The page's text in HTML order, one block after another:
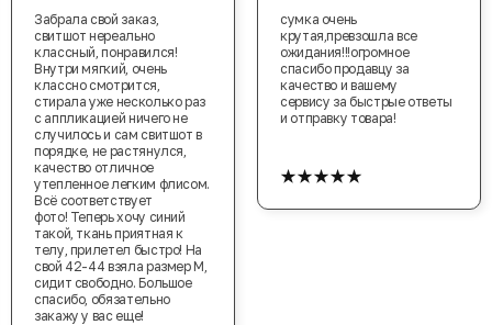
Забрала свой заказ,
свитшот нереально
классный, понравился!
Внутри мягкий, очень
классно смотрится,
стирала уже несколько раз
с аппликацией ничего не
случилось и сам свитшот в
порядке, не растянулся,
качество отличное
утепленное легким флисом.
Всё соответствует
фото! Теперь хочу синий
такой, ткань приятная к
телу, прилетел быстро! На
свой 42-44 взяла размер М,
сидит свободно. Большое
спасибо, обязательно
закажу у вас еще!
сумка очень
крутая,превзошла все
ожидания!!!огромное
спасибо продавцу за
качество и вашему
сервису за быстрые ответы
и отправку товара!
★★★★★